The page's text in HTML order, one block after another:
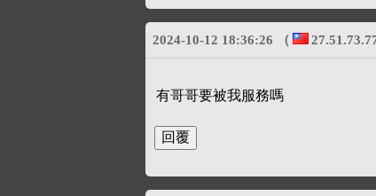
2024-10-12 18:36:26 （
有哥哥要被我服務嗎